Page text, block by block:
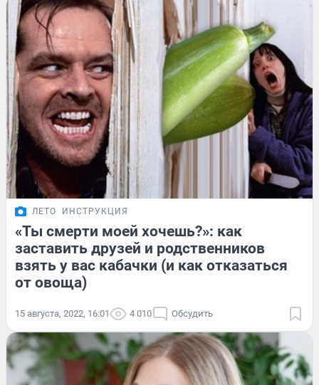
ЛЕТО ИНСТРУКЦИЯ
«Ты смерти моей хочешь?»: как
заставить друзей и родственников
взять у вас кабачки (и как отказаться
от овоща)
15 августа, 2022, 16:01 4 010 Обсудить